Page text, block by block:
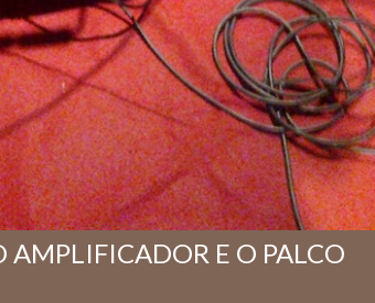
AMPLIFICADOR E O PALCO